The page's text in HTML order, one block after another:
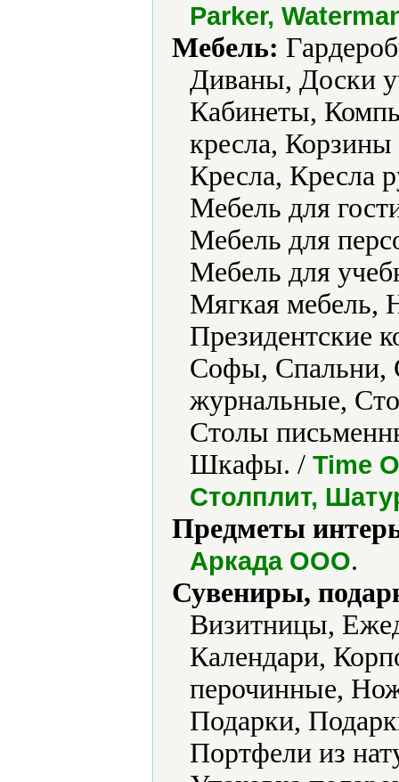
Parker,
Мебель:
Диваны, Доски
Кабинеты,
кресла, Корзины
Кресла, Кресла
Мебель для
Мебель для
Мебель для
Мягкая мебель,
Президентские
Софы, Спальни,
журнальные,
Столы
Шкафы. / Time
Столплит,
Предметы
Аркада ООО.
Сувениры,
Визитницы,
Календари,
перочинные,
Подарки,
Портфели из